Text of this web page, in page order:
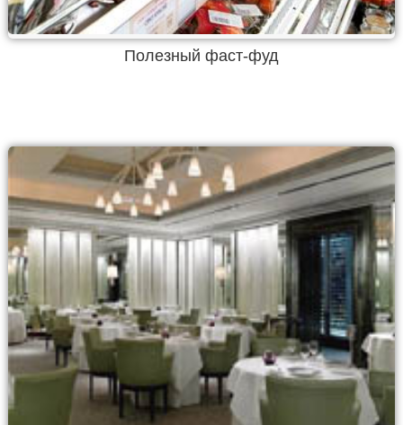
Полезный фаст-фуд